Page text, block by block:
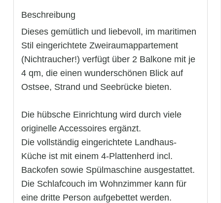
Beschreibung
Dieses gemütlich und liebevoll, im maritimen
Stil eingerichtete Zweiraumappartement
(Nichtraucher!) verfügt über 2 Balkone mit je
4 qm, die einen wunderschönen Blick auf
Ostsee, Strand und Seebrücke bieten.
Die hübsche Einrichtung wird durch viele
originelle Accessoires ergänzt.
Die vollständig eingerichtete Landhaus-
Küche ist mit einem 4-Plattenherd incl.
Backofen sowie Spülmaschine ausgestattet.
Die Schlafcouch im Wohnzimmer kann für
eine dritte Person aufgebettet werden.